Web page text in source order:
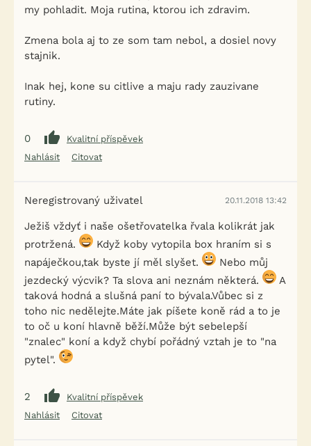
my pohladit. Moja rutina, ktorou ich zdravim.
Zmena bola aj to ze som tam nebol, a dosiel novy
stajnik.
Inak hej, kone su citlive a maju rady zauzivane
rutiny.
0
Kvalitní příspěvek
Nahlásit
Citovat
Neregistrovaný uživatel 20.11.2018 13:42
Ježiš vždyť i naše ošetřovatelka řvala kolikrát jak
protržená.
Když koby vytopila box hraním si s
napáječkou,tak byste jí měl slyšet.
Nebo můj
jezdecký výcvik? Ta slova ani neznám některá.
A
taková hodná a slušná paní to bývala.Vůbec si z
toho nic nedělejte.Máte jak píšete koně rád a to je
to oč u koní hlavně běží.Může být sebelepší
"znalec" koní a když chybí pořádný vztah je to "na
pytel".
2
Kvalitní příspěvek
Nahlásit
Citovat